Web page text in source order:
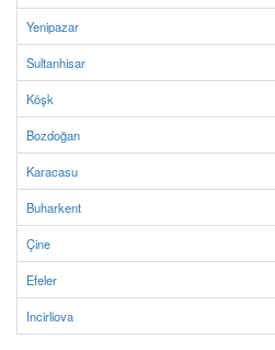
Yenipazar
Sultanhisar
Köşk
Bozdoğan
Karacasu
Buharkent
Çine
Efeler
Incirliova